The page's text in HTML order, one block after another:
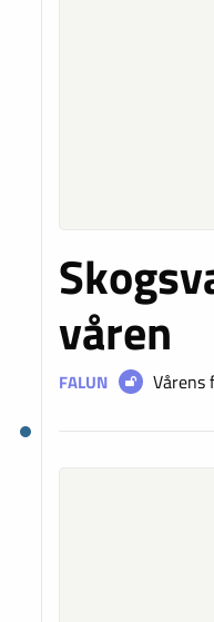
våren
FALUN Vårens